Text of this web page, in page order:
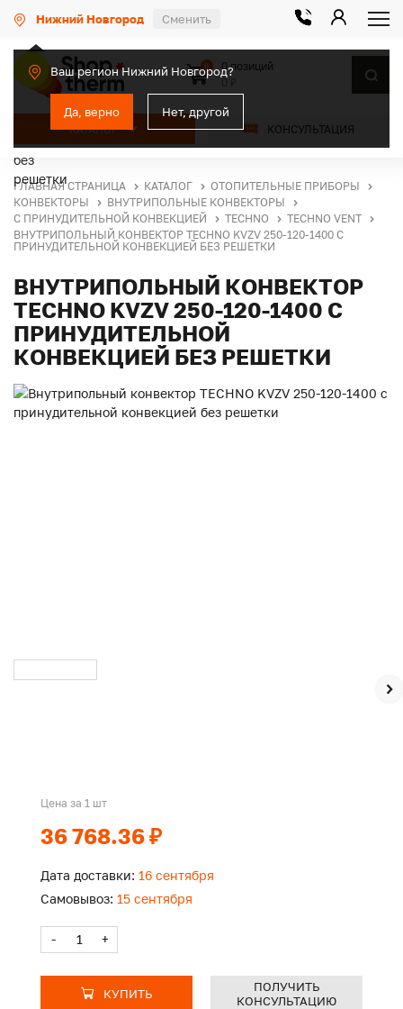
Нижний Новгород Сменить
Ваш регион Нижний Новгород?
Да, верно Нет, другой
КАТАЛОГ КОНСУЛЬТАЦИЯ
0
0 позиций
ГЛАВНАЯ СТРАНИЦА КАТАЛОГ
ОТОПИТЕЛЬНЫЕ ПРИБОРЫ
КОНВЕКТОРЫ
ВНУТРИПОЛЬНЫЕ КОНВЕКТОРЫ
С ПРИНУДИТЕЛЬНОЙ КОНВЕКЦИЕЙ
TECHNO
TECHNO VENT
ВНУТРИПОЛЬНЫЙ КОНВЕКТОР TECHNO KVZV 250-120-1400 С
ПРИНУДИТЕЛЬНОЙ КОНВЕКЦИЕЙ БЕЗ РЕШЕТКИ
ВНУТРИПОЛЬНЫЙ КОНВЕКТОР
TECHNO KVZV 250-120-1400 С
ПРИНУДИТЕЛЬНОЙ
КОНВЕКЦИЕЙ БЕЗ РЕШЕТКИ
Цена за 1 шт
36 768.36 ₽
Дата доставки: 16 сентября
Самовывоз: 15 сентября
- +
КУПИТЬ
ПОЛУЧИТЬ
КОНСУЛЬТАЦИЮ